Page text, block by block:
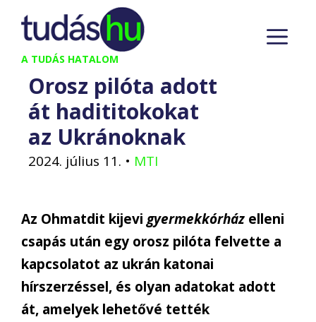
Kilépés
tartalomba
A TUDÁS HATALOM
Orosz pilóta adott
át hadititokokat
az Ukránoknak
2024. július 11. • MTI
Az Ohmatdit kijevi gyermekkórház elleni
csapás után egy orosz pilóta felvette a
kapcsolatot az ukrán katonai
hírszerzéssel, és olyan adatokat adott
át, amelyek lehetővé tették